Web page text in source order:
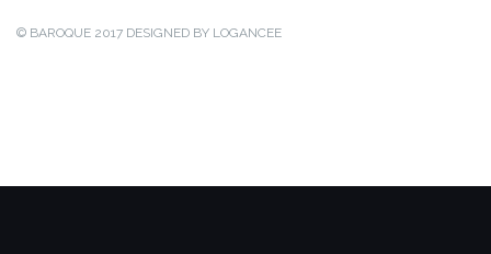
© BAROQUE 2017 DESIGNED BY LOGANCEE